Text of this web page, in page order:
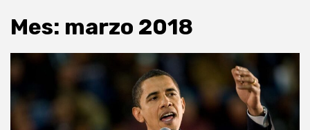
Mes: marzo 2018